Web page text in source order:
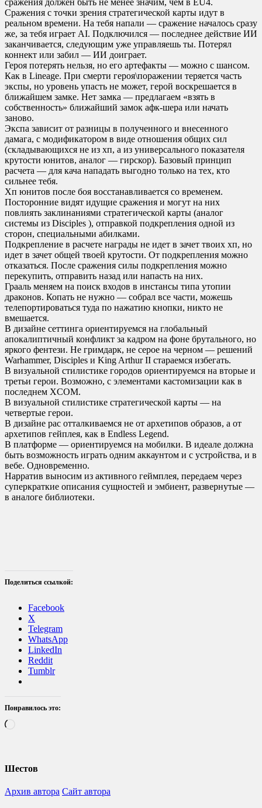
Сражения с точки зрения стратегической карты идут в
реальном времени. На тебя напали — сражение началось сразу
же, за тебя играет AI. Подключился — последнее действие ИИ
заканчивается, следующим уже управляешь ты. Потерял
коннект или забил — ИИ доиграет.
Героя потерять нельзя, но его артефакты — можно с шансом.
Как в Lineage. При смерти героя\поражении теряется часть
экспы, но уровень упасть не может, герой воскрешается в
ближайшем замке. Нет замка — предлагаем «взять в
собственность» ближайший замок афк-шера или начать
заново.
Экспа зависит от разницы в полученного и внесенного
дамага, с модификатором в виде отношения общих сил
(складывающихся не из хп, а из универсального показателя
крутости юнитов, аналог — гирскор). Базовый принцип
расчета — для кача нападать выгодно только на тех, кто
сильнее тебя.
Хп юнитов после боя восстанавливается со временем.
Посторонние видят идущие сражения и могут на них
повлиять заклинаниями стратегической карты (аналог
системы из Disciples ), отправкой подкрепления одной из
сторон, специальными абилками.
Подкрепление в расчете награды не идет в зачет твоих хп, но
идет в зачет общей твоей крутости. От подкрепления можно
отказаться. После сражения силы подкрепления можно
перекупить, отправить назад или напасть на них.
Грааль меняем на поиск входов в инстансы типа утопии
драконов. Копать не нужно — собрал все части, можешь
телепортироваться туда по нажатию кнопки, никто не
вмешается.
В дизайне сеттинга ориентируемся на глобальный
апокалиптичный конфликт за кадром на фоне брутального, но
яркого фентези. Не гримдарк, не серое на черном — решений
Warhammer, Disciples и King Arthur II стараемся избегать.
В визуальной стилистике городов ориентируемся на вторые и
третьи герои. Возможно, с элементами кастомизации как в
последнем XCOM.
В визуальной стилистике стратегической карты — на
четвертые герои.
В дизайне рас отталкиваемся не от архетипов образов, а от
архетипов гейплея, как в Endless Legend.
В платформе — ориентируемся на мобилки. В идеале должна
быть возможность играть одним аккаунтом и с устройства, и в
вебе. Одновременно.
Нарратив выносим из активного геймплея, передаем через
суперкраткие описания сущностей и эмбиент, развернутые —
в аналоге библиотеки.
Поделиться ссылкой:
Facebook
X
Telegram
WhatsApp
LinkedIn
Reddit
Tumblr
Понравилось это:
Шестов
Архив автора Сайт автора